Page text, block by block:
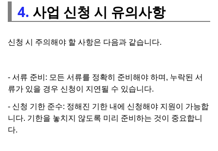
4. 사업 신청 시 유의사항
신청 시 주의해야 할 사항은 다음과 같습니다.
- 서류 준비: 모든 서류를 정확히 준비해야 하며, 누락된 서
류가 있을 경우 신청이 지연될 수 있습니다.
- 신청 기한 준수: 정해진 기한 내에 신청해야 지원이 가능합
니다. 기한을 놓치지 않도록 미리 준비하는 것이 중요합니
다.